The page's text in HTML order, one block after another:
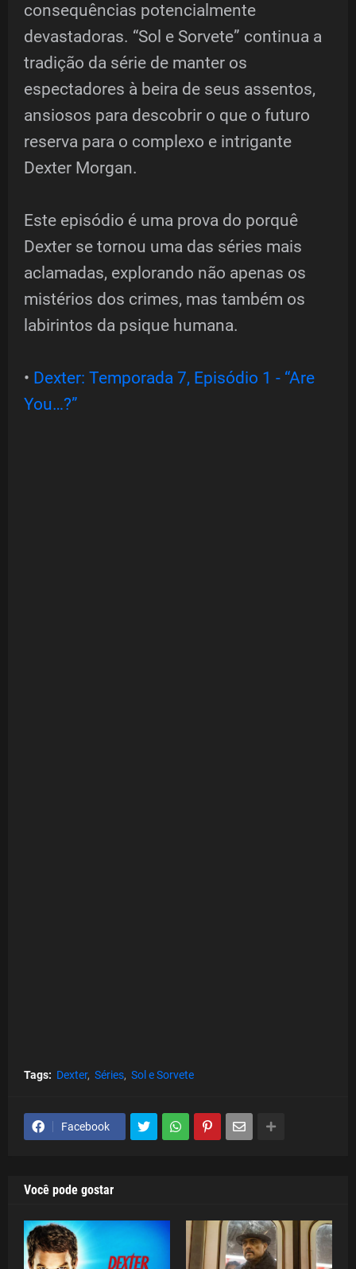
consequências potencialmente
devastadoras. “Sol e Sorvete” continua a
tradição da série de manter os
espectadores à beira de seus assentos,
ansiosos para descobrir o que o futuro
reserva para o complexo e intrigante
Dexter Morgan.
Este episódio é uma prova do porquê
Dexter se tornou uma das séries mais
aclamadas, explorando não apenas os
mistérios dos crimes, mas também os
labirintos da psique humana.
• Dexter: Temporada 7, Episódio 1 - “Are
You…?”
Tags: Dexter Séries Sol e Sorvete
Facebook
Você pode gostar